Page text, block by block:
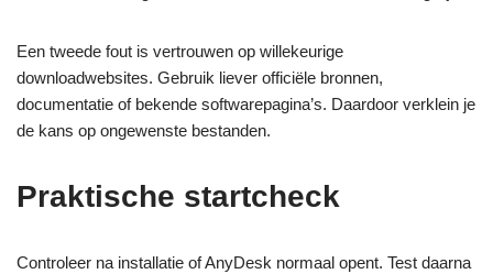
Een tweede fout is vertrouwen op willekeurige
downloadwebsites. Gebruik liever officiële bronnen,
documentatie of bekende softwarepagina’s. Daardoor verklein je
de kans op ongewenste bestanden.
Praktische startcheck
Controleer na installatie of AnyDesk normaal opent. Test daarna